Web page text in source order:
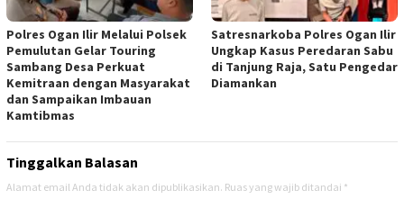
Polres Ogan Ilir Melalui Polsek
Pemulutan Gelar Touring
Sambang Desa Perkuat
Kemitraan dengan Masyarakat
dan Sampaikan Imbauan
Kamtibmas
Satresnarkoba Polres Ogan Ilir
Ungkap Kasus Peredaran Sabu
di Tanjung Raja, Satu Pengedar
Diamankan
Tinggalkan Balasan
Alamat email Anda tidak akan dipublikasikan. Ruas yang wajib ditandai *